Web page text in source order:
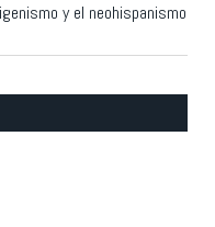
y el neohispanismo